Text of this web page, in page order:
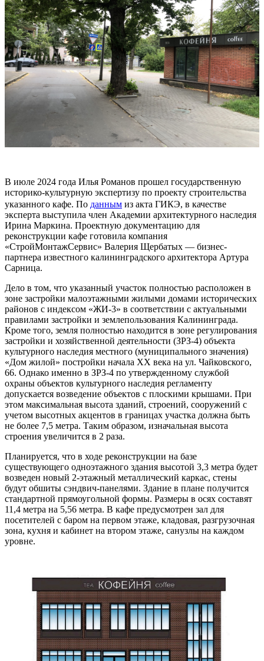
В июле 2024 года Илья Романов прошел государственную
историко-культурную экспертизу по проекту строительства
указанного кафе. По данным из акта ГИКЭ, в качестве
эксперта выступила член Академии архитектурного наследия
Ирина Маркина. Проектную документацию для
реконструкции кафе готовила компания
«СтройМонтажСервис» Валерия Щербатых — бизнес-
партнера известного калининградского архитектора Артура
Сарница.
Дело в том, что указанный участок полностью расположен в
зоне застройки малоэтажными жилыми домами исторических
районов с индексом «ЖИ-3» в соответствии с актуальными
правилами застройки и землепользования Калининграда.
Кроме того, земля полностью находится в зоне регулирования
застройки и хозяйственной деятельности (ЗРЗ-4) объекта
культурного наследия местного (муниципального значения)
«Дом жилой» постройки начала ХХ века на ул. Чайковского,
66. Однако именно в ЗРЗ-4 по утвержденному службой
охраны объектов культурного наследия регламенту
допускается возведение объектов с плоскими крышами. При
этом максимальная высота зданий, строений, сооружений с
учетом высотных акцентов в границах участка должна быть
не более 7,5 метра. Таким образом, изначальная высота
строения увеличится в 2 раза.
Планируется, что в ходе реконструкции на базе
существующего одноэтажного здания высотой 3,3 метра будет
возведен новый 2-этажный металлический каркас, стены
будут обшиты сэндвич-панелями. Здание в плане получится
стандартной прямоугольной формы. Размеры в осях составят
11,4 метра на 5,56 метра. В кафе предусмотрен зал для
посетителей с баром на первом этаже, кладовая, разгрузочная
зона, кухня и кабинет на втором этаже, санузлы на каждом
уровне.